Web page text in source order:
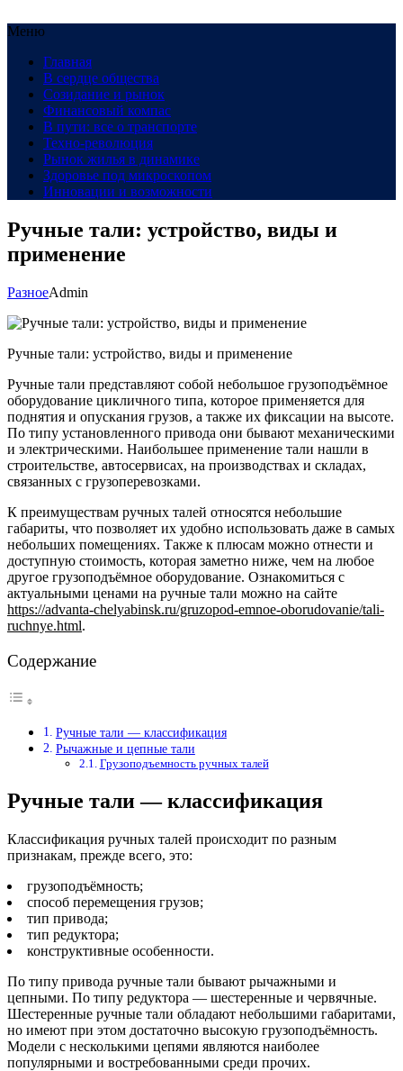
Меню
Главная
В сердце общества
Созидание и рынок
Финансовый компас
В пути: все о транспорте
Техно-революция
Рынок жилья в динамике
Здоровье под микроскопом
Инновации и возможности
Ручные тали: устройство, виды и
применение
РазноеAdmin
Ручные тали: устройство, виды и применение
Ручные тали представляют собой небольшое грузоподъёмное
оборудование цикличного типа, которое применяется для
поднятия и опускания грузов, а также их фиксации на высоте.
По типу установленного привода они бывают механическими
и электрическими. Наибольшее применение тали нашли в
строительстве, автосервисах, на производствах и складах,
связанных с грузоперевозками.
К преимуществам ручных талей относятся небольшие
габариты, что позволяет их удобно использовать даже в самых
небольших помещениях. Также к плюсам можно отнести и
доступную стоимость, которая заметно ниже, чем на любое
другое грузоподъёмное оборудование. Ознакомиться с
актуальными ценами на ручные тали можно на сайте
https://advanta-chelyabinsk.ru/gruzopod-emnoe-oborudovanie/tali-
ruchnye.html.
Содержание
Ручные тали — классификация
Рычажные и цепные тали
Грузоподъемность ручных талей
Ручные тали — классификация
Классификация ручных талей происходит по разным
признакам, прежде всего, это:
грузоподъёмность;
способ перемещения грузов;
тип привода;
тип редуктора;
конструктивные особенности.
По типу привода ручные тали бывают рычажными и
цепными. По типу редуктора — шестеренные и червячные.
Шестеренные ручные тали обладают небольшими габаритами,
но имеют при этом достаточно высокую грузоподъёмность.
Модели с несколькими цепями являются наиболее
популярными и востребованными среди прочих.